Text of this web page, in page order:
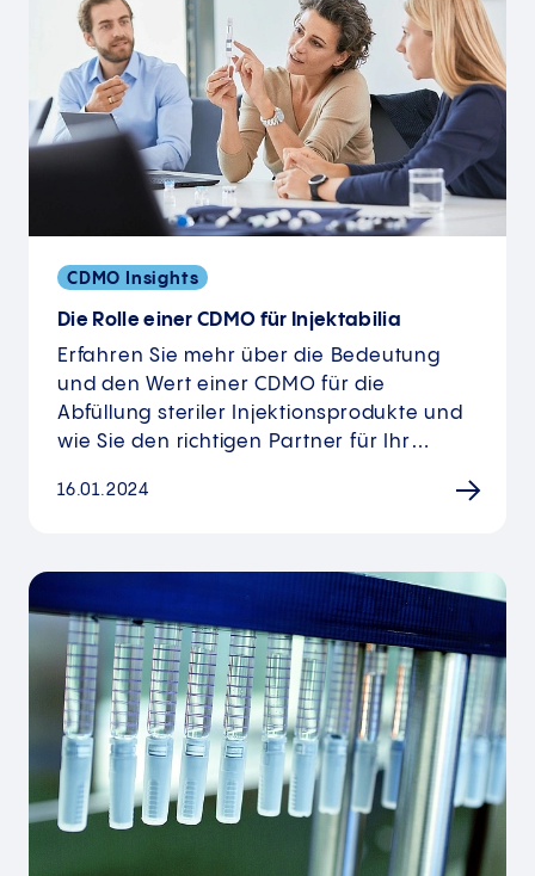
CDMO Insights
Die Rolle einer CDMO für Injektabilia
Erfahren Sie mehr über die Bedeutung
und den Wert einer CDMO für die
Abfüllung steriler Injektionsprodukte und
wie Sie den richtigen Partner für Ihr…
16.01.2024